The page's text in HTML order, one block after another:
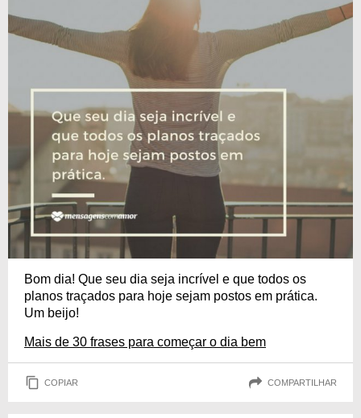
Bom dia! Que seu dia seja incrível e que todos os
planos traçados para hoje sejam postos em prática.
Um beijo!
Mais de 30 frases para começar o dia bem
COPIAR COMPARTILHAR